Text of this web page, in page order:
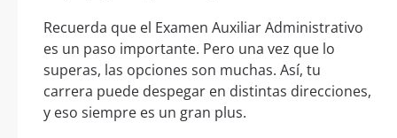
Recuerda que el Examen Auxiliar Administrativo
es un paso importante. Pero una vez que lo
superas, las opciones son muchas. Así, tu
carrera puede despegar en distintas direcciones,
y eso siempre es un gran plus.